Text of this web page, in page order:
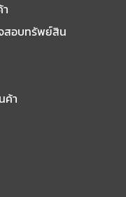
สอบทรัพย์สิน
ค้า